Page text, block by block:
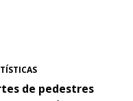
de pedestres